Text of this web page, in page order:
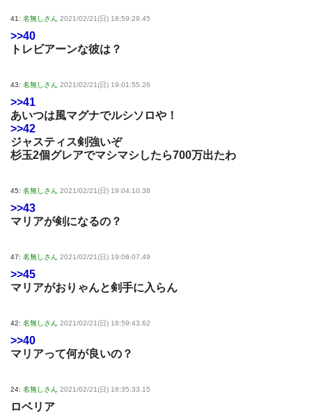
41: 名無しさん 2021/02/21(日) 18:59:29.45
>>40
トレビアーンな彼は？
43: 名無しさん 2021/02/21(日) 19:01:55.26
>>41
あいつは風マグナでルシソロや！
>>42
ジャスティス剣強いぞ
杉玉2個グレアでマシマシしたら700万出たわ
45: 名無しさん 2021/02/21(日) 19:04:10.38
>>43
マリアが剣になるの？
47: 名無しさん 2021/02/21(日) 19:06:07.49
>>45
マリアがおりゃんと剣手に入らん
42: 名無しさん 2021/02/21(日) 18:59:43.62
>>40
マリアって何が良いの？
24: 名無しさん 2021/02/21(日) 18:35:33.15
ロベリア